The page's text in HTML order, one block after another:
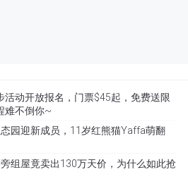
活动开放报名，门票$45起，免费送限
难不倒你~
园迎新成员，11岁红熊猫Yaffa萌翻
组屋竟卖出130万天价，为什么如此抢